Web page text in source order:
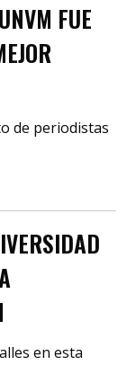
FUE
de periodistas
en esta